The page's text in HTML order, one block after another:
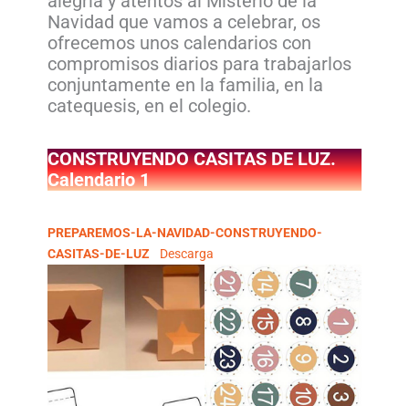
Navidad que vamos a celebrar, os
ofrecemos unos calendarios con
compromisos diarios para trabajarlos
conjuntamente en la familia, en la
catequesis, en el colegio.
CONSTRUYENDO CASITAS DE LUZ.
Calendario 1
PREPAREMOS-LA-NAVIDAD-CONSTRUYENDO-
CASITAS-DE-LUZ
Descarga